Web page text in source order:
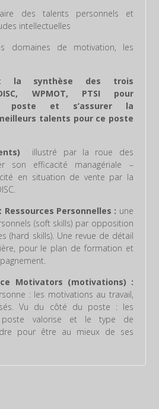
des talents personnels et
intellectuelles
domaines de motivation, les
la synthèse des trois
WPMOT, PTSI pour
poste et s’assurer la
talents pour ce poste
illustré par la roue des
son efficacité managériale –
en situation de vente par la
Personnelles : une
(soft skills) par opposition
(hard skills). Une revue de détail
pour le plan de formation et
Motivators (motivations) :
: les motivations au travail,
Vu du côté du poste : les
valorise et le type de
pour être au mieux de ses